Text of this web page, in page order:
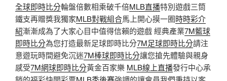
全球即時比分輪盤倍數相乘破千倍MLB直播特別遊戲三筒
鐵支再贈獎我獨家MLB對戰組合馬上開心摸一圈時時彩介
紹漸漸成為了大家心目中值得信賴的遊戲 經典產業7M籃球
即時比分為您打造最新足球即時比分7M足球即時比分請注
意遊玩時間避免沉迷7M棒球即時比分讓您搶先體驗與親身
感受7M網球即時比分黃金百家樂 MLB線上直播發行中心承